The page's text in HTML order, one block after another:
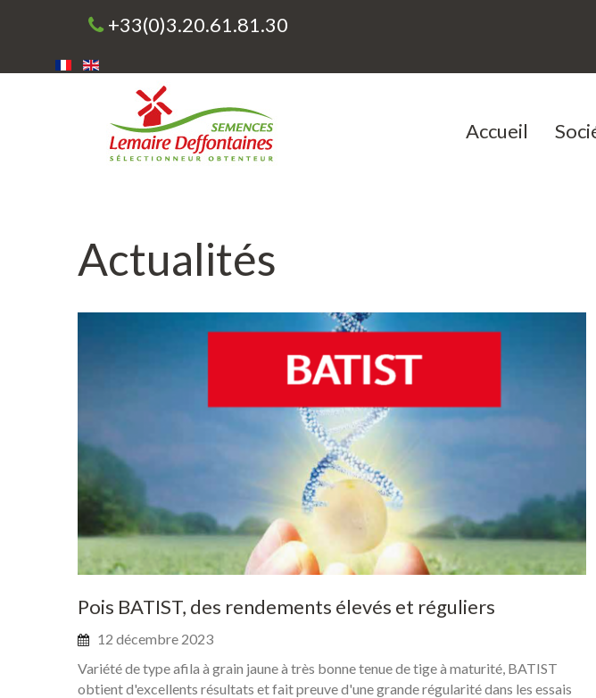
+33(0)3.20.61.81.30
Accueil
Nos
Nos
Actualités
Pois BATIST, des rendements élevés et réguliers
12 décembre 2023
Variété de type afila à grain jaune à très bonne tenue de tige à maturité, BATIST
obtient d'excellents résultats et fait preuve d'une grande régularité dans les essais